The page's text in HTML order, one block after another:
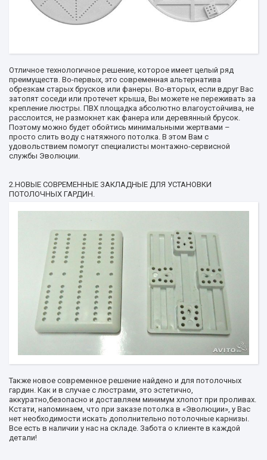
Отличное технологичное решение, которое имеет целый ряд
преимуществ. Во-первых, это современная альтернатива
обрезкам старых брусков или фанеры. Во-вторых, если вдруг Вас
затопят соседи или протечет крыша, Вы можете не переживать за
крепление люстры. ПВХ площадка абсолютно влагоустойчива, не
расслоится, не размокнет как фанера или деревянный брусок.
Поэтому можно будет обойтись минимальными жертвами –
просто слить воду с натяжного потолка. В этом Вам с
удовольствием помогут специалисты монтажно-сервисной
службы Эволюции.
2.НОВЫЕ СОВРЕМЕННЫЕ ЗАКЛАДНЫЕ ДЛЯ УСТАНОВКИ
ПОТОЛОЧНЫХ ГАРДИН.
Также новое современное решение найдено и для потолочных
гардин. Как и в случае с люстрами, это эстетично,
аккуратно,безопасно и доставляем минимум хлопот при проливах.
Кстати, напоминаем, что при заказе потолка в «Эволюции», у Вас
нет необходимости искать дополнительно потолочные карнизы.
Все есть в наличии у нас на складе. Забота о клиенте в каждой
детали!